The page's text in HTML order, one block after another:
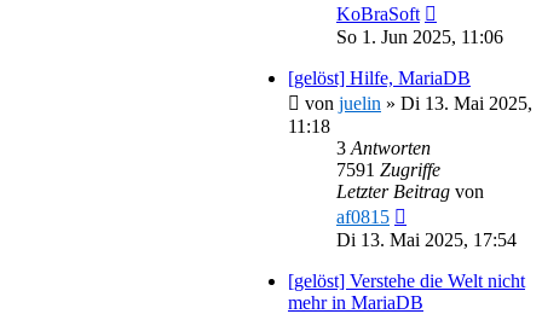
KoBraSoft
So 1. Jun 2025, 11:06
[gelöst] Hilfe, MariaDB
von juelin » Di 13. Mai 2025,
11:18
3 Antworten
7591 Zugriffe
Letzter Beitrag von
af0815
Di 13. Mai 2025, 17:54
[gelöst] Verstehe die Welt nicht
mehr in MariaDB